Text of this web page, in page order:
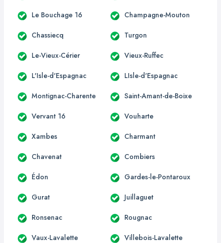
Le Bouchage 16 Champagne-Mouton
Chassiecq Turgon
Le-Vieux-Cérier Vieux-Ruffec
L'Isle-d'Espagnac LIsle-d'Espagnac
Montignac-Charente Saint-Amant-de-Boixe
Vervant 16 Vouharte
Xambes Charmant
Chavenat Combiers
Édon Gardes-le-Pontaroux
Gurat Juillaguet
Ronsenac Rougnac
Vaux-Lavalette Villebois-Lavalette